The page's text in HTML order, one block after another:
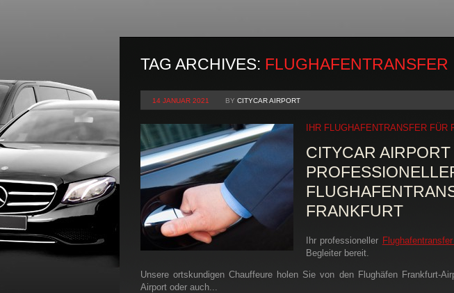
TAG ARCHIVES: FLUGHAFENTRANSFER
14 JANUAR 2021 BY CITYCAR AIRPORT
IHR FLUGHAFENTRANSFER FÜR
CITYCAR AIRPORT
FRANKFURT
Ihr professioneller
Begleiter bereit.
Unsere ortskundigen Chauffeure holen Sie von den Flughäfen Frankfurt-
Airport oder auch...